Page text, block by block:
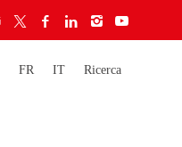
FR IT Ricerca